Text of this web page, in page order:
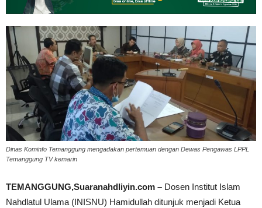
Dinas Kominfo Temanggung mengadakan pertemuan dengan Dewas Pengawas LPPL
Temanggung TV kemarin
TEMANGGUNG,Suaranahdliyin.com – Dosen Institut Islam
Nahdlatul Ulama (INISNU) Hamidullah ditunjuk menjadi Ketua